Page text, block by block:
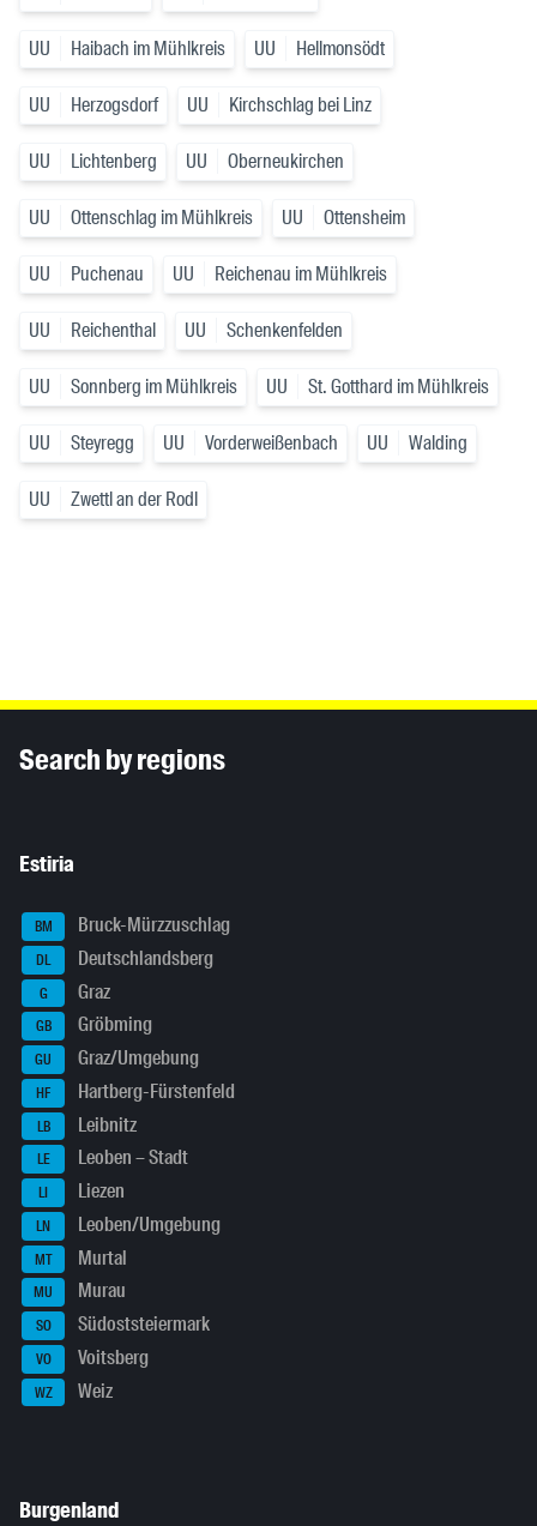
UU Haibach im Mühlkreis UU Hellmonsödt
UU Herzogsdorf UU Kirchschlag bei Linz
UU Lichtenberg UU Oberneukirchen
UU Ottenschlag im Mühlkreis UU Ottensheim
UU Puchenau UU Reichenau im Mühlkreis
UU Reichenthal UU Schenkenfelden
UU Sonnberg im Mühlkreis UU St. Gotthard im Mühlkreis
UU Steyregg UU Vorderweißenbach UU Walding
UU Zwettl an der Rodl
Search by regions
Estiria
BM Bruck-Mürzzuschlag
DL Deutschlandsberg
G Graz
GB Gröbming
GU Graz/Umgebung
HF Hartberg-Fürstenfeld
LB Leibnitz
LE Leoben – Stadt
LI Liezen
LN Leoben/Umgebung
MT Murtal
MU Murau
SO Südoststeiermark
VO Voitsberg
WZ Weiz
Burgenland